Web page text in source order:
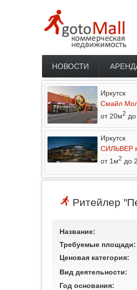
Главное меню
НОВОСТИ
Иркутск
Смайл
от 20м2
Иркутск
СИЛЬВЕР
от 1м2 до
Ритейлер
Название:
Требуемые площади:
Ценовая категория:
Вид деятельности:
Год основания: